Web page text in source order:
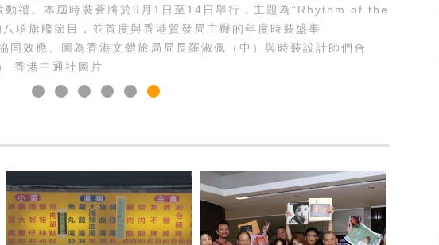
動禮。本屆時裝薈將於9月1日至14日舉行，主題為“Rhythm of the
項旗艦節目，並首度與香港貿發局主辦的年度時裝盛事
同效應。圖為香港文體旅局局長羅淑佩（中）與時裝設計師們合
香港中通社圖片